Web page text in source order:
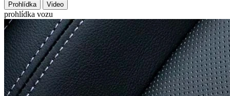
Prohlídka Video
prohlídka vozu